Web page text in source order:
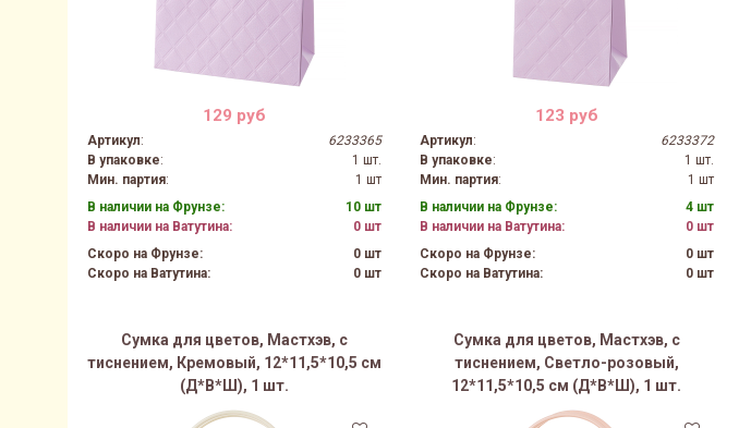
129 руб
Артикул:
6233365
В упаковке:
1 шт.
Мин. партия:
1 шт
В наличии на Фрунзе:
10 шт
В наличии на Ватутина:
0 шт
Скоро на Фрунзе:
0 шт
Скоро на Ватутина:
0 шт
123 руб
Артикул:
6233372
В упаковке:
1 шт.
Мин. партия:
1 шт
В наличии на Фрунзе:
4 шт
В наличии на Ватутина:
0 шт
Скоро на Фрунзе:
0 шт
Скоро на Ватутина:
0 шт
Сумка для цветов, Мастхэв, с
тиснением, Кремовый, 12*11,5*10,5 см
(Д*В*Ш), 1 шт.
Сумка для цветов, Мастхэв, с
тиснением, Светло-розовый,
12*11,5*10,5 см (Д*В*Ш), 1 шт.